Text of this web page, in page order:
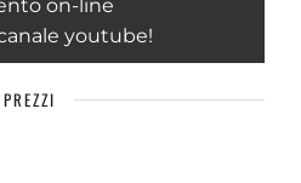
on-line
youtube!
PREZZI